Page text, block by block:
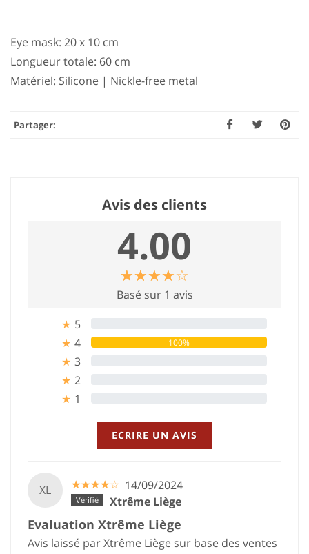
Eye mask: 20 x 10 cm
Longueur totale: 60 cm
Matériel: Silicone | Nickle-free metal
Partager:
Avis des clients
4.00
☆☆☆☆☆
★★★★★
Basé sur 1 avis
★ 5
★ 4 100%
★ 3
★ 2
★ 1
ECRIRE UN AVIS
XL ☆☆☆☆☆
★★★★★ 14/09/2024
Xtrême Liège
Evaluation Xtrême Liège
Avis laissé par Xtrême Liège sur base des ventes